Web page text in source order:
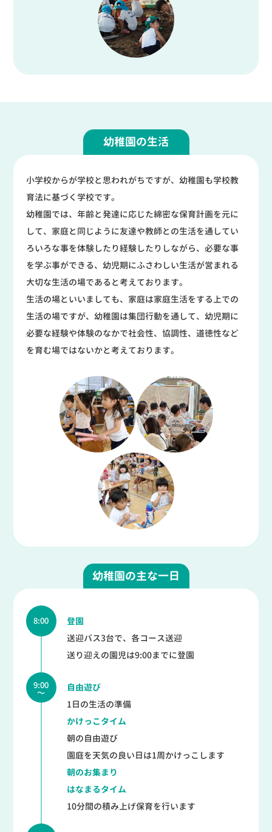
幼稚園の生活
小学校からが学校と思われがちですが、幼稚園も学校教
育法に基づく学校です。
幼稚園では、年齢と発達に応じた綿密な保育計画を元に
して、家庭と同じように友達や教師との生活を通してい
ろいろな事を体験したり経験したりしながら、必要な事
を学ぶ事ができる、幼児期にふさわしい生活が営まれる
大切な生活の場であると考えております。
生活の場といいましても、家庭は家庭生活をする上での
生活の場ですが、幼稚園は集団行動を通して、幼児期に
必要な経験や体験のなかで社会性、協調性、道徳性など
を育む場ではないかと考えております。
幼稚園の主な一日
8:00
登園
送迎バス3台で、各コース送迎
送り迎えの園児は9:00までに 登園
9:00
～
自由遊び
1日の生活の準備
かけっこタイム
朝の自由遊び
園庭を天気の良い日は1周かけっこします
朝のお集まり
はなまるタイム
10分間の積み上げ保育を行います